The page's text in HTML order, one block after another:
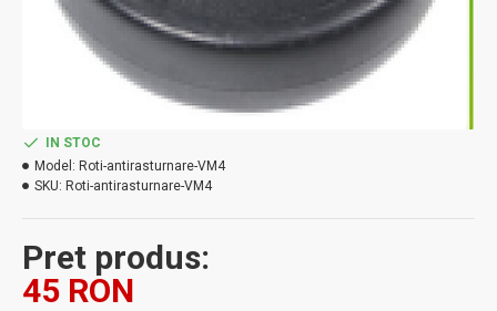
Pret produs:
45 RON
IN STOC
Model: Roti-antirasturnare-VM4
SKU: Roti-antirasturnare-VM4